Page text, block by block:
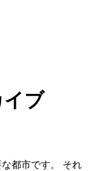
イブ
都市です。 それ